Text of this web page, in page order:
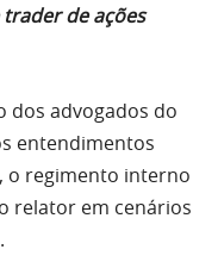
de ações
dos advogados do
entendimentos
o regimento interno
relator em cenários